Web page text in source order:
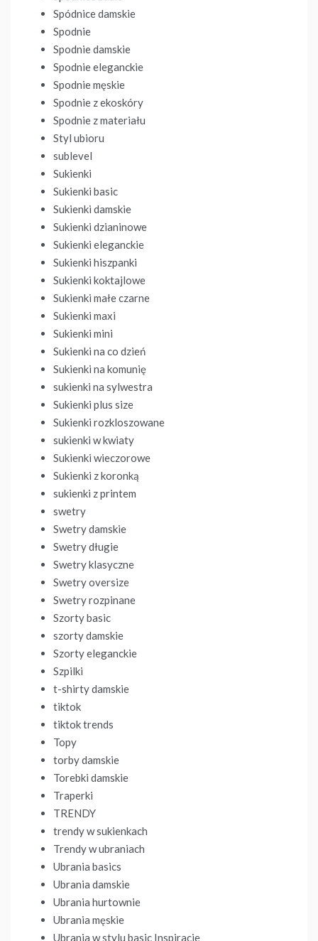
Spódnice damskie
Spodnie
Spodnie damskie
Spodnie eleganckie
Spodnie męskie
Spodnie z ekoskóry
Spodnie z materiału
Styl ubioru
sublevel
Sukienki
Sukienki basic
Sukienki damskie
Sukienki dzianinowe
Sukienki eleganckie
Sukienki hiszpanki
Sukienki koktajlowe
Sukienki małe czarne
Sukienki maxi
Sukienki mini
Sukienki na co dzień
Sukienki na komunię
sukienki na sylwestra
Sukienki plus size
Sukienki rozkloszowane
sukienki w kwiaty
Sukienki wieczorowe
Sukienki z koronką
sukienki z printem
swetry
Swetry damskie
Swetry długie
Swetry klasyczne
Swetry oversize
Swetry rozpinane
Szorty basic
szorty damskie
Szorty eleganckie
Szpilki
t-shirty damskie
tiktok
tiktok trends
Topy
torby damskie
Torebki damskie
Traperki
TRENDY
trendy w sukienkach
Trendy w ubraniach
Ubrania basics
Ubrania damskie
Ubrania hurtownie
Ubrania męskie
Ubrania w stylu basic Inspiracje